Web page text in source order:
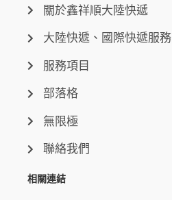
關於鑫祥順大陸快遞
大陸快遞、國際快遞服務
服務項目
部落格
無限極
聯絡我們
相關連結